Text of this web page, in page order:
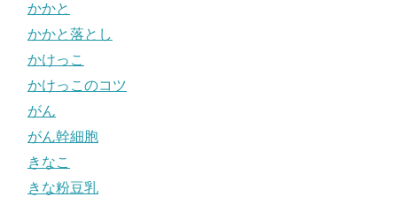
かかと
かかと落とし
かけっこ
かけっこのコツ
がん
がん幹細胞
きなこ
きな粉豆乳